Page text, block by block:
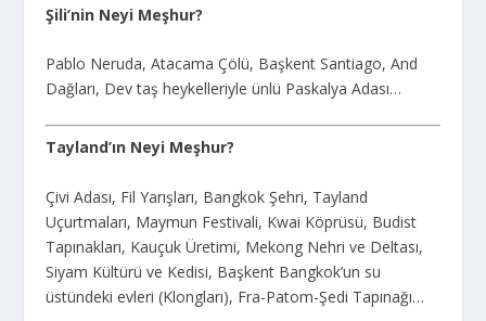
Şili’nin Neyi Meşhur?
Pablo Neruda, Atacama Çölü, Başkent Santiago, And
Dağları, Dev taş heykelleriyle ünlü Paskalya Adası…
Tayland’ın Neyi Meşhur?
Çivi Adası, Fil Yarışları, Bangkok Şehri, Tayland
Uçurtmaları, Maymun Festivali, Kwai Köprüsü, Budist
Tapınakları, Kauçuk Üretimi, Mekong Nehri ve Deltası,
Siyam Kültürü ve Kedisi, Başkent Bangkok’un su
üstündeki evleri (Klongları), Fra-Patom-Şedi Tapınağı…